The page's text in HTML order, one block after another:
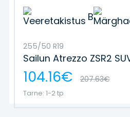
B
255/50 R19
Sailun Atrezzo ZSR2
104.16€ 207.63€
Tarne: 1-2 tp